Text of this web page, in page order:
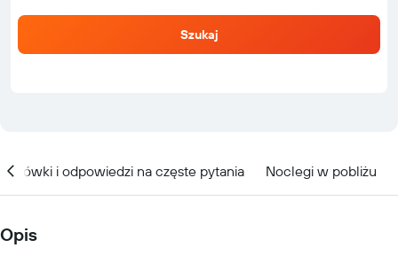
Szukaj
i odpowiedzi na częste pytania Noclegi w pobliżu
Opis